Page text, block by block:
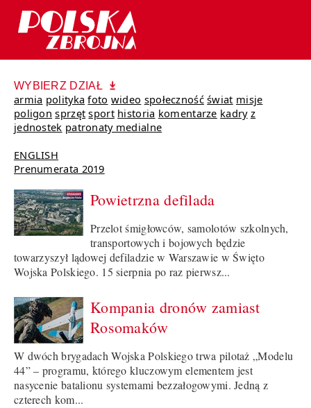
WYBIERZ DZIAŁ
armia polityka foto wideo społeczność świat misje
poligon sprzęt sport historia komentarze kadry z
jednostek patronaty medialne
ENGLISH
Prenumerata 2019
Powietrzna defilada
Przelot śmigłowców, samolotów szkolnych,
transportowych i bojowych będzie
towarzyszył lądowej defiladzie w Warszawie w Święto
Wojska Polskiego. 15 sierpnia po raz pierwsz...
Kompania dronów zamiast
Rosomaków
W dwóch brygadach Wojska Polskiego trwa pilotaż „Modelu
44” – programu, którego kluczowym elementem jest
nasycenie batalionu systemami bezzałogowymi. Jedną z
czterech kom...